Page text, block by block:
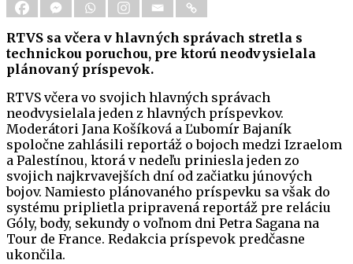
RTVS sa včera v hlavných správach stretla s
technickou poruchou, pre ktorú neodvysielala
plánovaný príspevok.
RTVS včera vo svojich hlavných správach
neodvysielala jeden z hlavných príspevkov.
Moderátori Jana Košíková a Ľubomír Bajaník
spoločne zahlásili reportáž o bojoch medzi Izraelom
a Palestínou, ktorá v nedeľu priniesla jeden zo
svojich najkrvavejších dní od začiatku júnových
bojov. Namiesto plánovaného príspevku sa však do
systému priplietla pripravená reportáž pre reláciu
Góly, body, sekundy o voľnom dni Petra Sagana na
Tour de France. Redakcia príspevok predčasne
ukončila.